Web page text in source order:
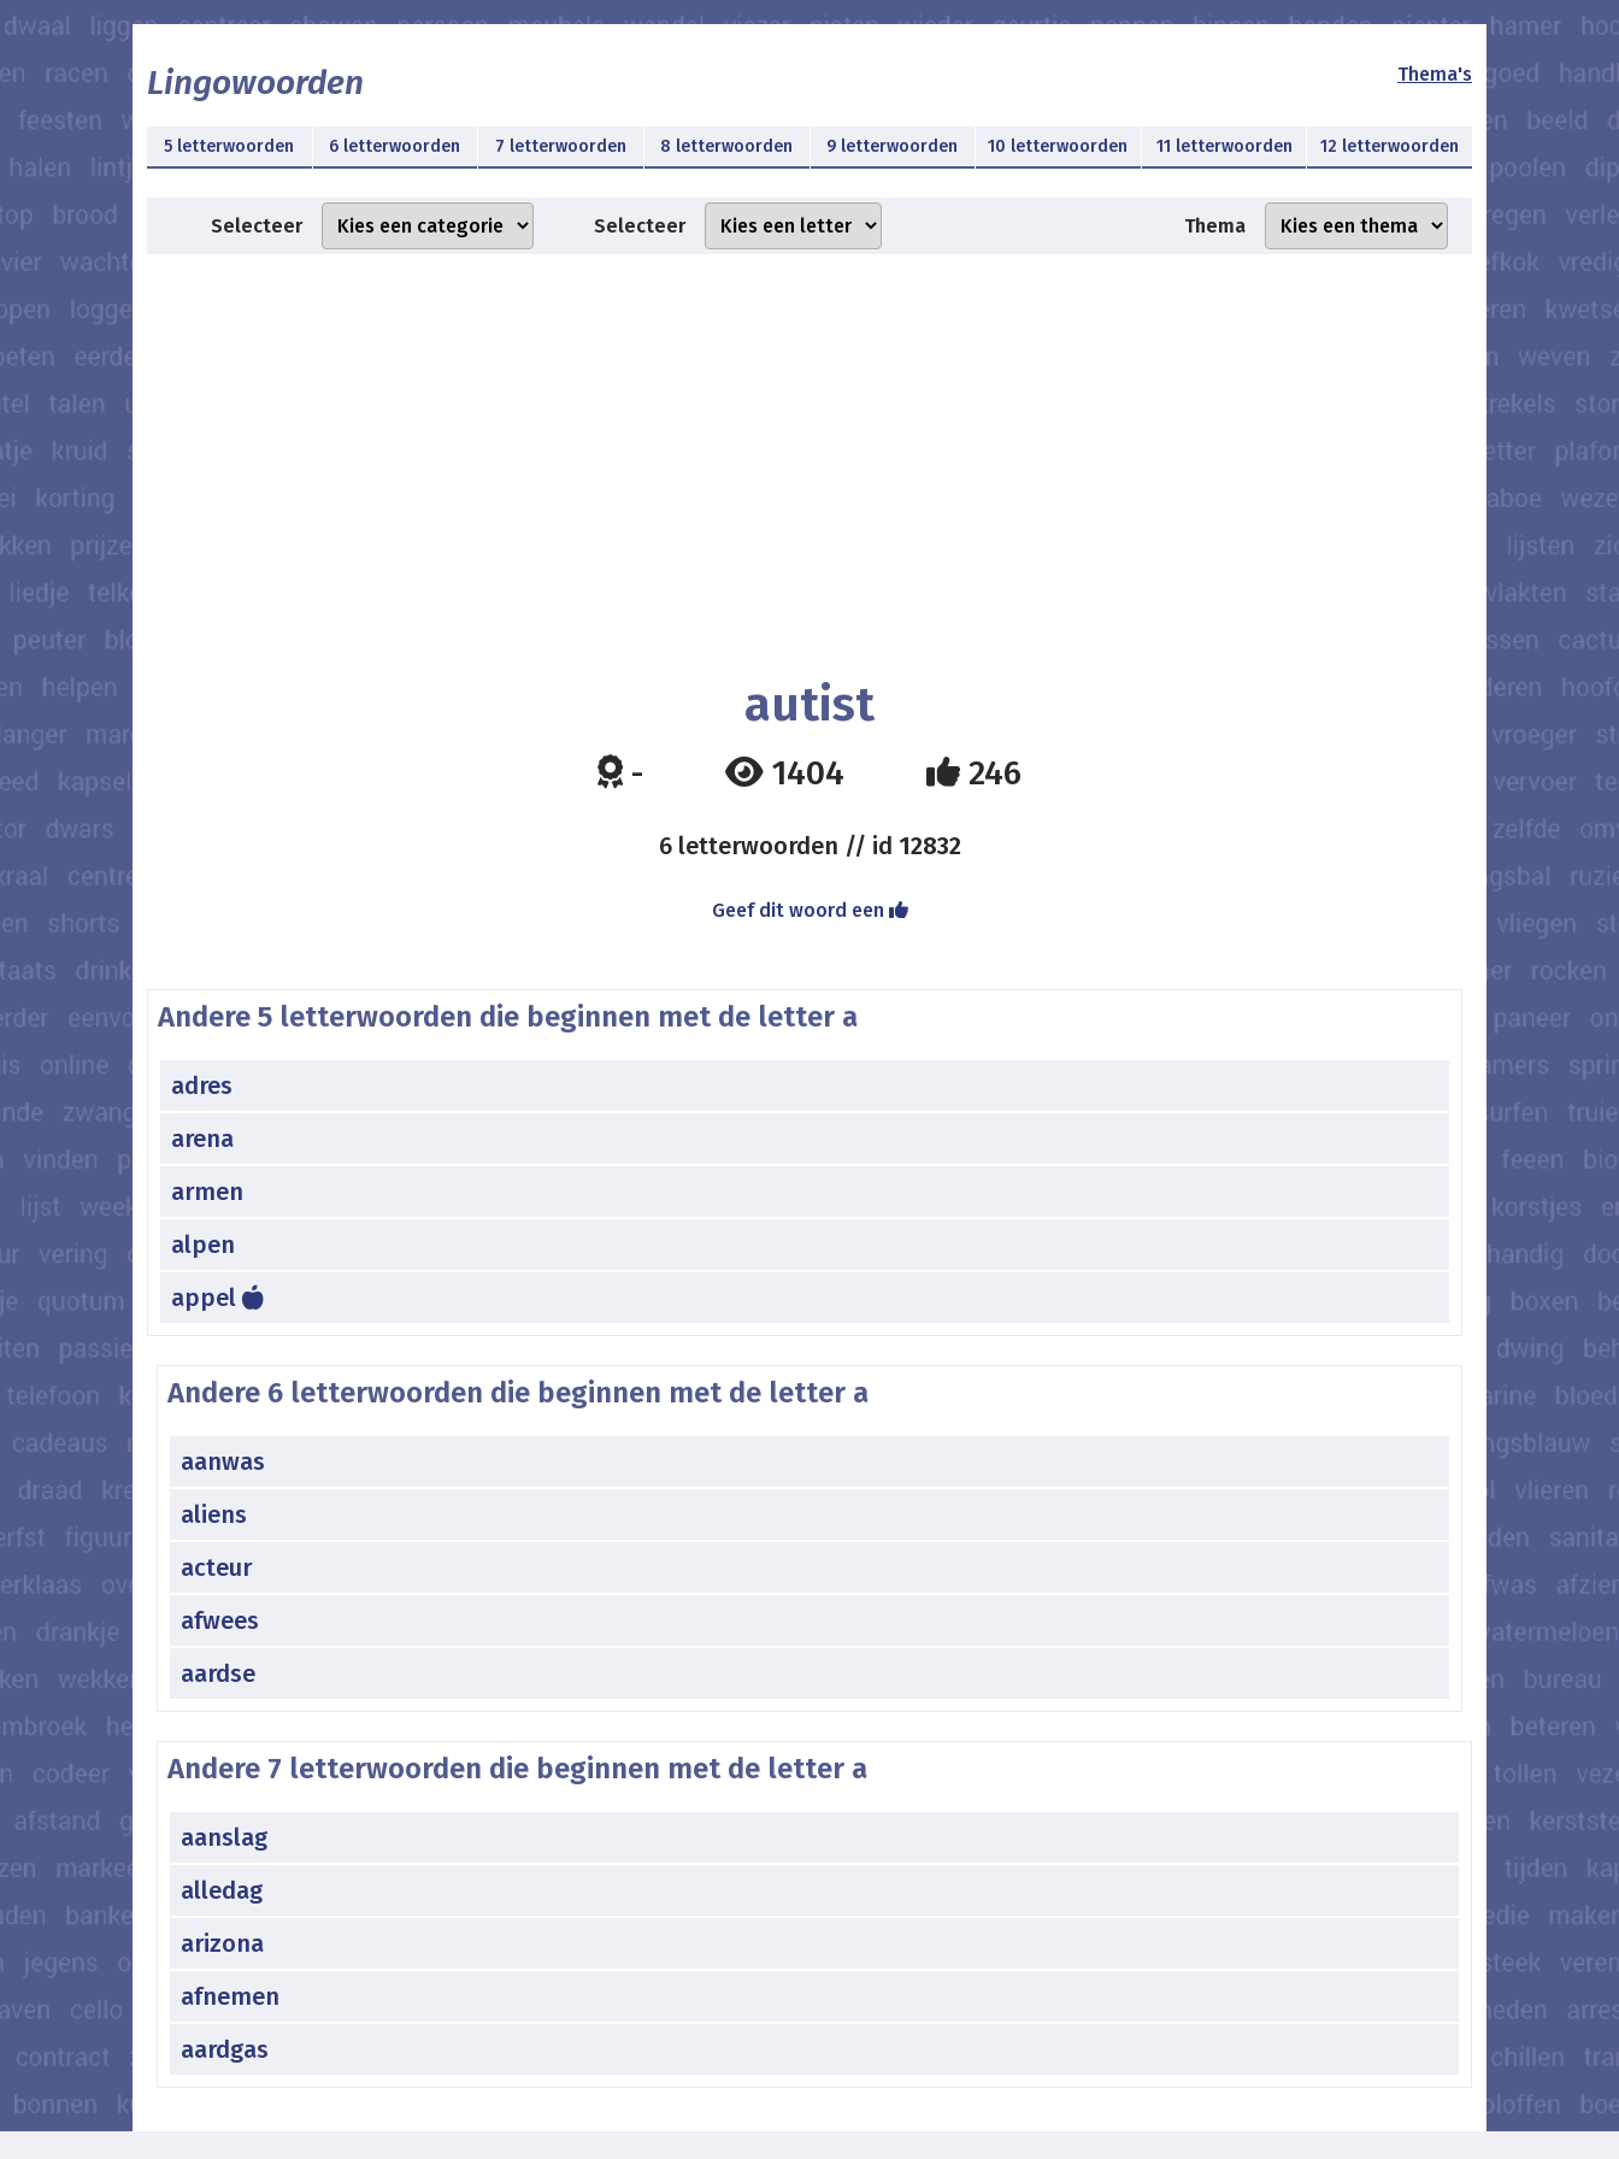
Lingowoorden Thema's
5 letterwoorden 6 letterwoorden 7 letterwoorden 8 letterwoorden 9 letterwoorden 10 letterwoorden 11 letterwoorden 12 letterwoorden
Selecteer Selecteer Thema
autist
- 1404 246
6 letterwoorden // id 12832
Geef dit woord een
Andere 5 letterwoorden die beginnen met de letter a
adres
arena
armen
alpen
appel
Andere 6 letterwoorden die beginnen met de letter a
aanwas
aliens
acteur
afwees
aardse
Andere 7 letterwoorden die beginnen met de letter a
aanslag
alledag
arizona
afnemen
aardgas